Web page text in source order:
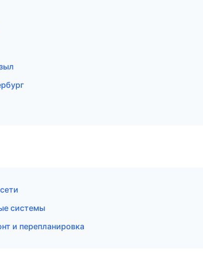
системы
и перепланировка